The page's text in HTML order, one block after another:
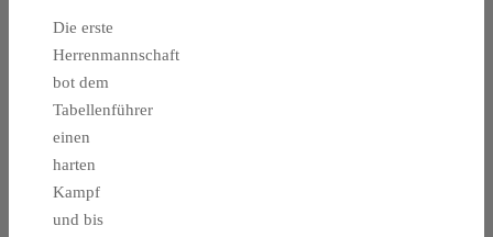
Die erste
Herrenmannschaft
bot dem
Tabellenführer
einen
harten
Kampf
und bis